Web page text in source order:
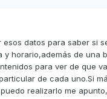
esos datos para saber si
y horario,además de una
para ver de que
de cada uno.Si
realizarlo me